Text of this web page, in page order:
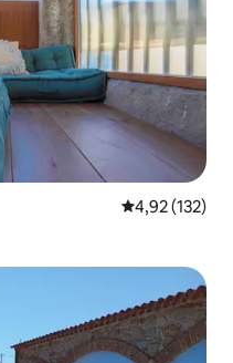
Vidējais
4,92 (132)